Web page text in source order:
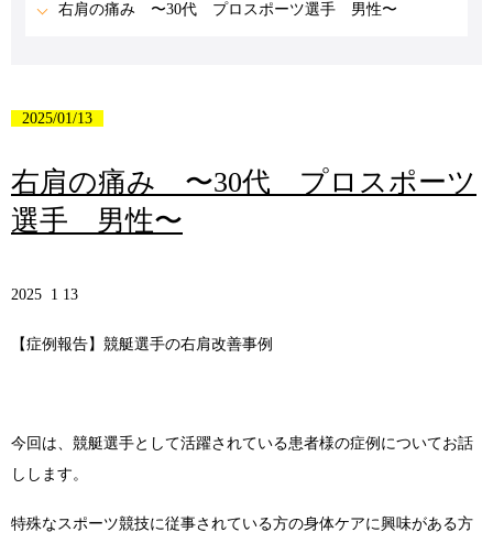
右肩の痛み 〜30代 プロスポーツ選手 男性〜
2025/01/13
右肩の痛み 〜30代 プロスポーツ
選手 男性〜
2025 1 13
【症例報告】競艇選手の右肩改善事例
今回は、競艇選手として活躍されている患者様の症例についてお話
しします。
特殊なスポーツ競技に従事されている方の身体ケアに興味がある方